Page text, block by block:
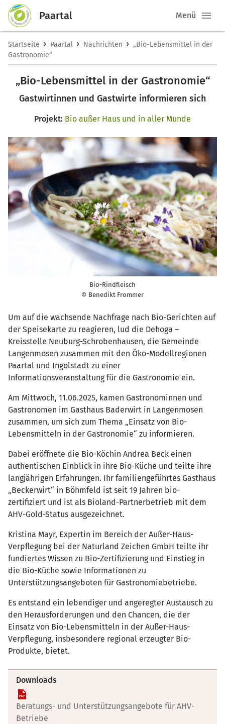
Paartal Menü
Startseite › Paartal › Nachrichten › „Bio-Lebensmittel in der
Gastronomie“
„Bio-Lebensmittel in der Gastronomie“
Gastwirtinnen und Gastwirte informieren sich
Projekt: Bio außer Haus und in aller Munde
Bio-Rindfleisch
© Benedikt Frommer
Um auf die wachsende Nachfrage nach Bio-Gerichten auf
der Speisekarte zu reagieren, lud die Dehoga –
Kreisstelle Neuburg-Schrobenhausen, die Gemeinde
Langenmosen zusammen mit den Öko-Modellregionen
Paartal und Ingolstadt zu einer
Informationsveranstaltung für die Gastronomie ein.
Am Mittwoch, 11.06.2025, kamen Gastronominnen und
Gastronomen im Gasthaus Baderwirt in Langenmosen
zusammen, um sich zum Thema „Einsatz von Bio-
Lebensmitteln in der Gastronomie“ zu informieren.
Dabei eröffnete die Bio-Köchin Andrea Beck einen
authentischen Einblick in ihre Bio-Küche und teilte ihre
langjährigen Erfahrungen. Ihr familiengeführtes Gasthaus
„Beckerwirt“ in Böhmfeld ist seit 19 Jahren bio-
zertifiziert und ist als Bioland-Partnerbetrieb mit dem
AHV-Gold-Status ausgezeichnet.
Kristina Mayr, Expertin im Bereich der Außer-Haus-
Verpflegung bei der Naturland Zeichen GmbH teilte ihr
fundiertes Wissen zu Bio-Zertifizierung und Einstieg in
die Bio-Küche sowie Informationen zu
Unterstützungsangeboten für Gastronomiebetriebe.
Es entstand ein lebendiger und angeregter Austausch zu
den Herausforderungen und den Chancen, die der
Einsatz von Bio-Lebensmitteln in der Außer-Haus-
Verpflegung, insbesondere regional erzeugter Bio-
Produkte, bietet.
Downloads
Beratungs- und Unterstützungsangebote für AHV-
Betriebe